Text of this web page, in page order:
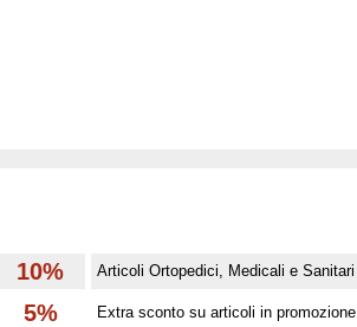
10% Articoli Ortopedici, Medicali e Sanitari
5% Extra sconto su articoli in promozione